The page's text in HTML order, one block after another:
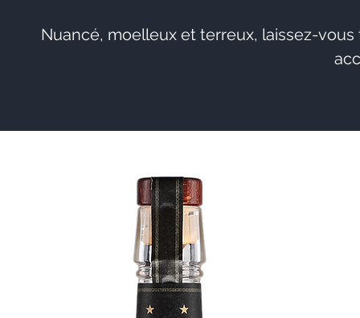
Nuancé, moelleux et terreux, laissez-